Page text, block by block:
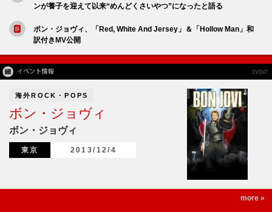
ンが養子を迎えて以来“めんどくさいやつ”になったと語る
ボン・ジョヴィ、「Red, White And Jersey」＆「Hollow Man」和
訳付きMV公開
海外ROCK・POPS
ボン・ジョヴィ
ボン・ジョヴィ
東京 2013/12/4
more »